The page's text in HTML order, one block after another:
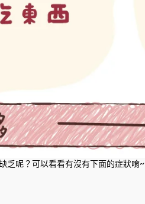
乏呢？可以看看有沒有下面的症狀唷~